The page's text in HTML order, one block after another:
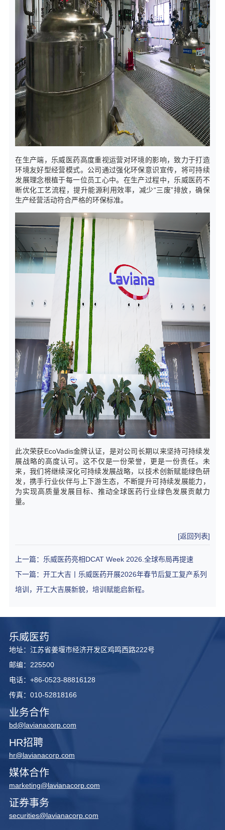
在生产端，乐威医药高度重视运营对环境的影响，致力于打造
环境友好型经营模式。公司通过强化环保意识宣传，将可持续
发展理念根植于每一位员工心中。在生产过程中，乐威医药不
断优化工艺流程，提升能源利用效率，减少“三废”排放，确保
生产经营活动符合严格的环保标准。
此次荣获EcoVadis金牌认证，是对公司长期以来坚持可持续发
展战略的高度认可。这不仅是一份荣誉，更是一份责任。未
来，我们将继续深化可持续发展战略，以技术创新赋能绿色研
发，携手行业伙伴与上下游生态，不断提升可持续发展能力，
为实现高质量发展目标、推动全球医药行业绿色发展贡献力
量。
[返回列表]
上一篇：乐威医药亮相DCAT Week 2026.全球布局再提速
下一篇：开工大吉丨乐威医药开展2026年春节后复工复产系列
培训，开工大吉展新貌，培训赋能启新程。
乐威医药
地址：江苏省姜堰市经济开发区鸡鸣西路222号
邮编：225500
电话：+86-0523-88816128
传真：010-52818166
业务合作
bd@lavianacorp.com
HR招聘
hr@lavianacorp.com
媒体合作
marketing@lavianacorp.com
证券事务
securities@lavianacorp.com